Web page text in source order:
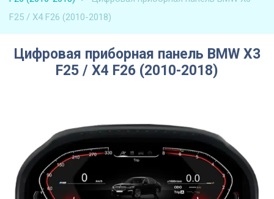
F25 / X4 F26 (2010-2018)
Цифровая приборная панель BMW X3
F25 / X4 F26 (2010-2018)